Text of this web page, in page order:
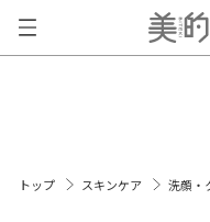
トップ スキンケア 洗顔・